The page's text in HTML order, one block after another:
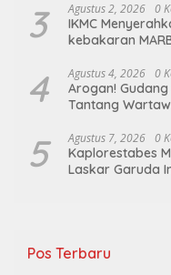
3 Agustus 2, 2026 0
IKMC
kebakaran
4 Agustus 4, 2026 0
Arogan!
Tantang
5 Agustus 7, 2026 0
Kaplorestabes
Laskar Garuda
Pos Terbaru